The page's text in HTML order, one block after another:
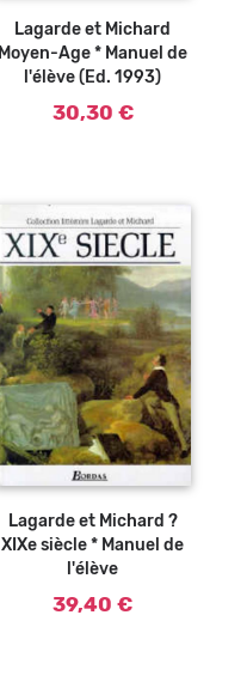
Lagarde et Michard
Moyen-Age * Manuel de
l'élève (Ed. 1993)
30,30 €
Ajouter au
Lagarde et Michard ?
XIXe siècle * Manuel de
l'élève
39,40 €